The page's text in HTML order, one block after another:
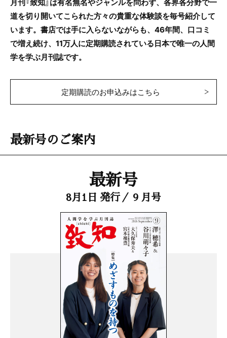
道を切り開いてこられた方々の貴重な体験談を毎号紹介して
います。書店では手に入らないながらも、46年間、口コミ
で増え続け、11万人に定期購読されている日本で唯一の人間
学を学ぶ月刊誌です。
定期購読のお申込みはこちら
最新号のご案内
最新号
8月1日 発行／ 9 月号